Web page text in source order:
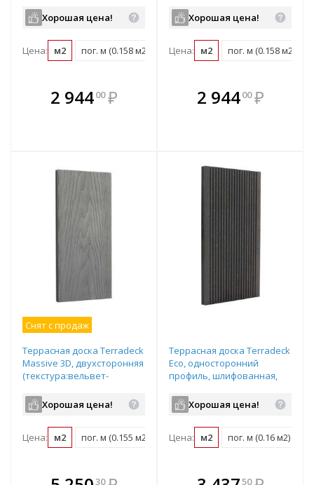
цвет: коричневый
Хорошая цена!
Цена: м2 пог. м (0.158 м2) шт (0.6 м2)
2 94400 ₽
В комплекте
всегда выгоднее!
цвет: черный
Хорошая цена!
Цена: м2 пог. м (0.158 м2)
В комплекте
всегда выгоднее!
2 94400 ₽
Снят с продаж
Террасная доска Terradeck
Massive 3D, двухсторонняя
(текстура:вельвет-
150*21*3000мм, цвет:
серый
Хорошая цена!
Цена: м2 пог. м (0.155 м2) шт (0.45 м2)
30 В комплекте
Террасная доска Terradeck
Eco, односторонний
профиль, шлифованная,
цвет: черный
Хорошая цена!
Цена: м2 пог. м (0.16 м2)
В комплекте 50